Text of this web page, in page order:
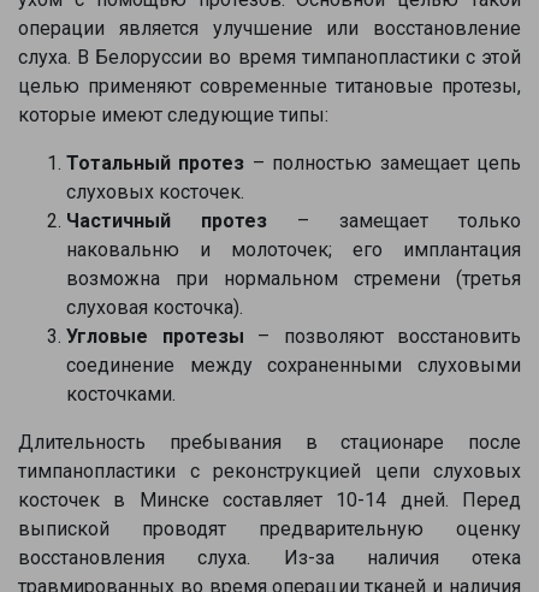
операции является улучшение или восстановление
слуха. В Белоруссии во время тимпанопластики с этой
целью применяют современные титановые протезы,
которые имеют следующие типы:
Тотальный протез – полностью замещает цепь
слуховых косточек.
Частичный протез – замещает только
наковальню и молоточек; его имплантация
возможна при нормальном стремени (третья
слуховая косточка).
Угловые протезы – позволяют восстановить
соединение между сохраненными слуховыми
косточками.
Длительность пребывания в стационаре после
тимпанопластики с реконструкцией цепи слуховых
косточек в Минске составляет 10-14 дней. Перед
выпиской проводят предварительную оценку
восстановления слуха. Из-за наличия отека
травмированных во время операции тканей и наличия
Напишите в наш общий чат
Специалистов
Наши врачи с радостью проконсультируют Вас!
Написать специалисту нет, спасибо